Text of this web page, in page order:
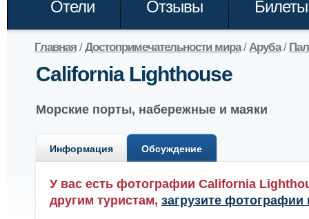
Отели Отзывы Билеты
Главная /Достопримечательности мира/Аруба/
California Lighthouse
Морские порты, набережные и маяки
Информация Обсуждение
У вас есть фотографии California
другим туристам, загрузите фотографии